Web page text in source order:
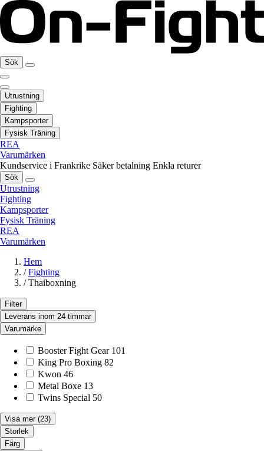
Sök
Utrustning
Fighting
Kampsporter
Fysisk Träning
REA
Varumärken
Kundservice i Frankrike Säker betalning Enkla returer
Sök
Utrustning
Fighting
Kampsporter
Fysisk Träning
REA
Varumärken
Hem
/ Fighting
/ Thaiboxning
Filter
Leverans inom 24 timmar
Varumärke
Booster Fight Gear 101
King Pro Boxing 82
Kwon 46
Metal Boxe 13
Twins Special 50
Visa mer (23)
Storlek
Färg